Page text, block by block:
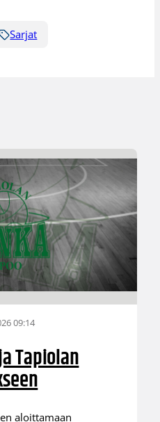
Sarjat
09:14
Tapiolan
aloittamaan